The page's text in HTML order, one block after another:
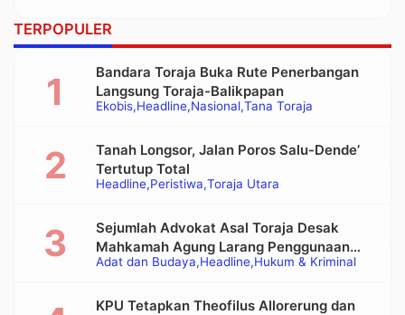
TERPOPULER
Ekobis Headline Nasional Tana Toraja
Bandara Toraja Buka Rute Penerbangan
Langsung Toraja-Balikpapan
Headline Peristiwa Toraja Utara
Tanah Longsor, Jalan Poros Salu-Dende’
Tertutup Total
Adat dan Budaya Headline Hukum & Kriminal
Sejumlah Advokat Asal Toraja Desak
Mahkamah Agung Larang Penggunaan
Alat Berat pada Eksekusi Rumah Adat
KPU Tetapkan Theofilus Allorerung dan